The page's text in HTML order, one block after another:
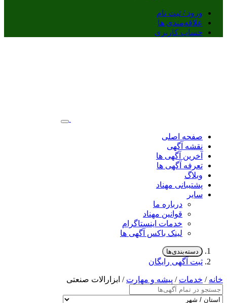
ورود / ثبت نام
علاقه‌مندی ها
حساب کاربری
صفحه اصلی
نقشه آگهی
آخرین آگهی ها
تعرفه آگهی ها
وبلاگ
پشتیبانی مهناد
سایر
درباره ما
قوانین مهناد
خدمات اینستاگرام
لینک باکس آگهی ها
دسته‌بندی‌ها
ثبت آگهی رایگان
خانه/ خدمات/ پیشه و مهارت/ ابزارالات صنعتی